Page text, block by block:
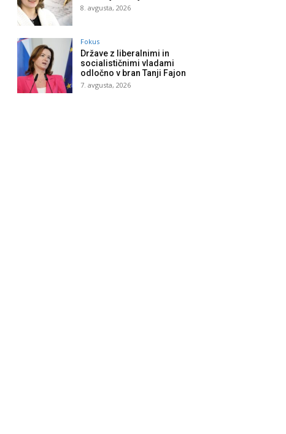
8. avgusta, 2026
Fokus
Države z liberalnimi in
socialističnimi vladami
odločno v bran Tanji Fajon
7. avgusta, 2026